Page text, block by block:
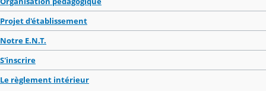
Projet d'établissement
Notre E.N.T.
S'inscrire
Le règlement intérieur